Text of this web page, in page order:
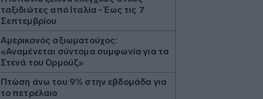
ταξιδιώτες από Ιταλία - Έως τις 7
Σεπτεμβρίου
Αμερικανός αξιωματούχος:
«Αναμένεται σύντομα συμφωνία για τα
Στενά του Ορμούζ»
Πτώση άνω του 9% στην εβδομάδα για
το πετρέλαιο